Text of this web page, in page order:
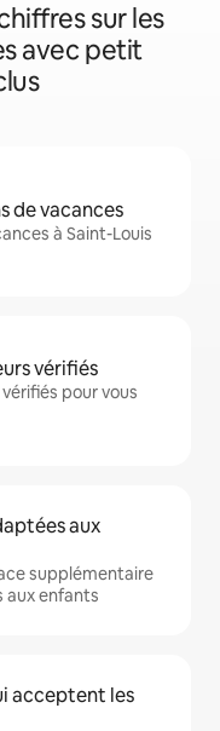
sur les
avec petit
de vacances
à Saint-Louis
vérifiés
pour vous
aux
supplémentaire
enfants
acceptent les